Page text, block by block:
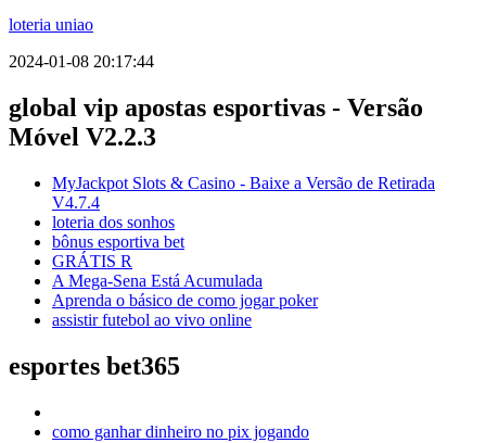
loteria uniao
2024-01-08 20:17:44
global vip apostas esportivas - Versão
Móvel V2.2.3
MyJackpot Slots & Casino - Baixe a Versão de Retirada
V4.7.4
loteria dos sonhos
bônus esportiva bet
GRÁTIS R
A Mega-Sena Está Acumulada
Aprenda o básico de como jogar poker
assistir futebol ao vivo online
esportes bet365
como ganhar dinheiro no pix jogando